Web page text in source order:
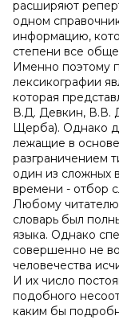
расширяют
одном
информацию,
степени все
Именно поэтому
лексикографии
которая
В.Д. Девкин, В.В.
Щерба). Однако
лежащие в
разграничением
один из сложных
времени - отбор
Любому
словарь был
языка. Однако
совершенно не
человечества
И их число
подобного
каким бы